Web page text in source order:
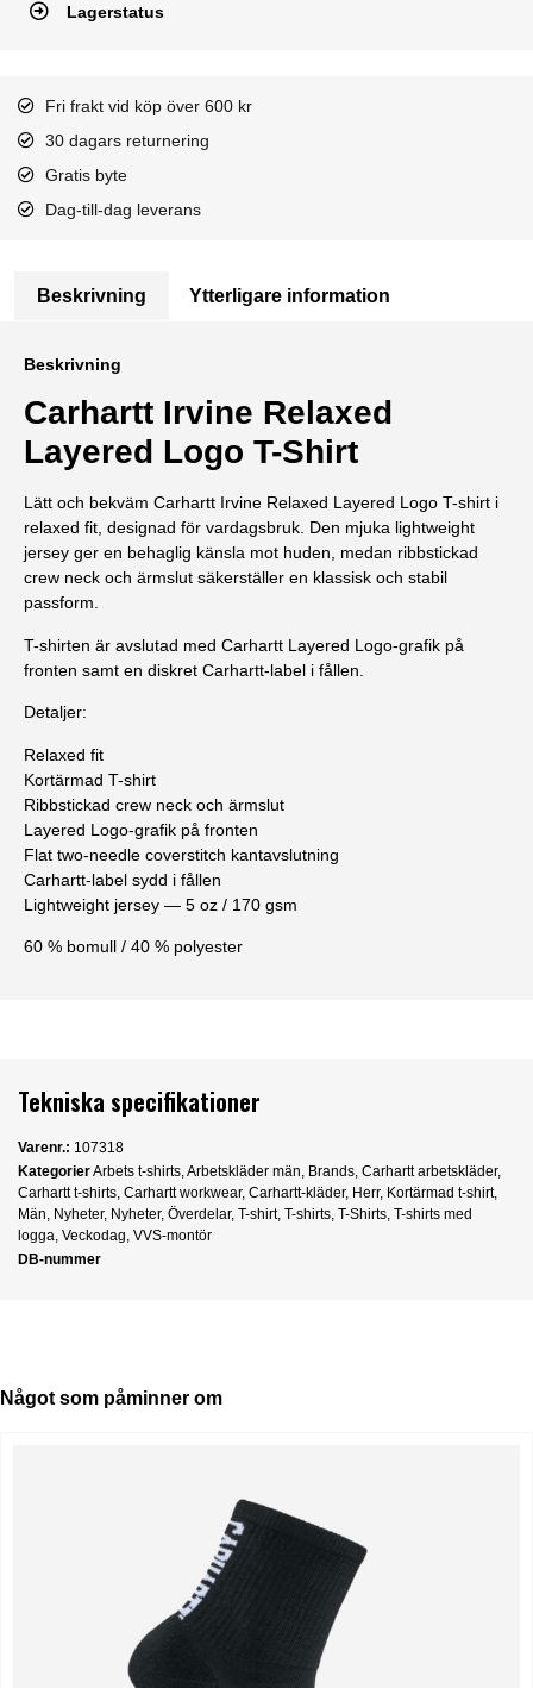
Lagerstatus
Fri frakt vid köp över 600 kr
30 dagars returnering
Gratis byte
Dag-till-dag leverans
Beskrivning Ytterligare information
Beskrivning
Carhartt Irvine Relaxed
Layered Logo T-Shirt
Lätt och bekväm Carhartt Irvine Relaxed Layered Logo T-shirt i
relaxed fit, designad för vardagsbruk. Den mjuka lightweight
jersey ger en behaglig känsla mot huden, medan ribbstickad
crew neck och ärmslut säkerställer en klassisk och stabil
passform.
T-shirten är avslutad med Carhartt Layered Logo-grafik på
fronten samt en diskret Carhartt-label i fållen.
Detaljer:
Relaxed fit
Kortärmad T-shirt
Ribbstickad crew neck och ärmslut
Layered Logo-grafik på fronten
Flat two-needle coverstitch kantavslutning
Carhartt-label sydd i fållen
Lightweight jersey — 5 oz / 170 gsm
60 % bomull / 40 % polyester
Tekniska specifikationer
Varenr.: 107318
KategorierArbets t-shirts,Arbetskläder män, Brands, Carhartt arbetskläder,
Carhartt t-shirts, Carhartt workwear, Carhartt-kläder, Herr, Kortärmad t-shirt,
Män, Nyheter, Nyheter, Överdelar, T-shirt, T-shirts, T-Shirts, T-shirts med
logga, Veckodag, VVS-montör
DB-nummer
Något som påminner om